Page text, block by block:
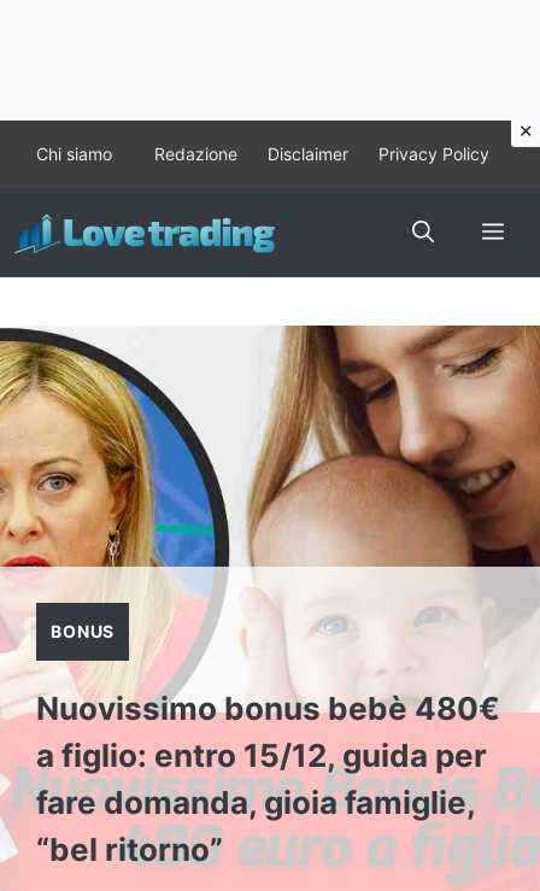
contenuto
Chi siamo Redazione Disclaimer Privacy Policy
BONUS
Nuovissimo bonus bebè 480€
a figlio: entro 15/12, guida per
fare domanda, gioia famiglie,
“bel ritorno”